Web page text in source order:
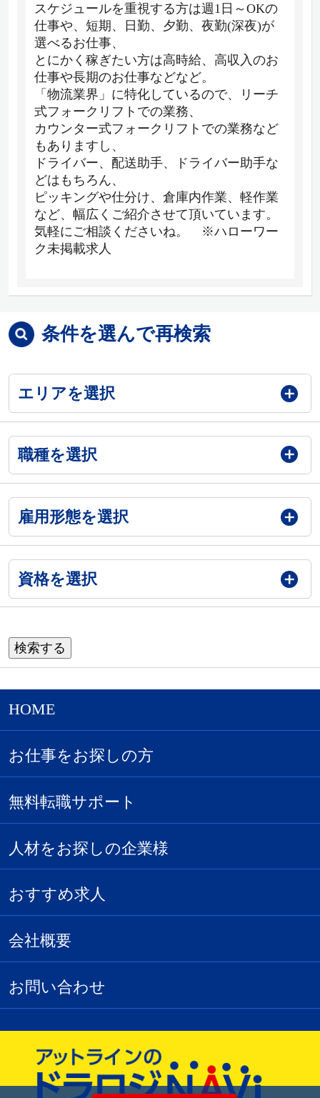
スケジュールを重視する方は週1日～OKの
仕事や、短期、日勤、夕勤、夜勤(深夜)が
選べるお仕事、
とにかく稼ぎたい方は高時給、高収入のお
仕事や長期のお仕事などなど。
「物流業界」に特化しているので、リーチ
式フォークリフトでの業務、
カウンター式フォークリフトでの業務など
もありますし、
ドライバー、配送助手、ドライバー助手な
どはもちろん、
ピッキングや仕分け、倉庫内作業、軽作業
など、幅広くご紹介させて頂いています。
気軽にご相談くださいね。 ※ハローワー
ク未掲載求人
条件を選んで再検索
エリアを選択
職種を選択
雇用形態を選択
資格を選択
HOME
お仕事をお探しの方
無料転職サポート
人材をお探しの企業様
おすすめ求人
会社概要
お問い合わせ